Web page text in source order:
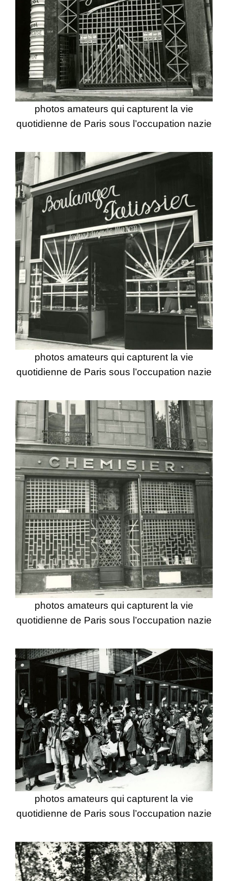
photos amateurs qui capturent la vie
quotidienne de Paris sous l’occupation nazie
photos amateurs qui capturent la vie
quotidienne de Paris sous l’occupation nazie
photos amateurs qui capturent la vie
quotidienne de Paris sous l’occupation nazie
photos amateurs qui capturent la vie
quotidienne de Paris sous l’occupation nazie